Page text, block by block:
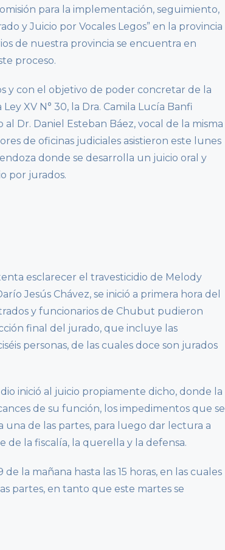
para la implementación, seguimiento,
y Juicio por Vocales Legos” en la provincia
de nuestra provincia se encuentra en
proceso.
y con el objetivo de poder concretar de la
XV N° 30, la Dra. Camila Lucía Banfi
Dr. Daniel Esteban Báez, vocal de la misma
de oficinas judiciales asistieron este lunes
donde se desarrolla un juicio oral y
por jurados.
esclarecer el travesticidio de Melody
Jesús Chávez, se inició a primera hora del
y funcionarios de Chubut pudieron
final del jurado, que incluye las
personas, de las cuales doce son jurados
inició al juicio propiamente dicho, donde la
de su función, los impedimentos que se
de las partes, para luego dar lectura a
de la fiscalía, la querella y la defensa.
la mañana hasta las 15 horas, en las cuales
partes, en tanto que este martes se